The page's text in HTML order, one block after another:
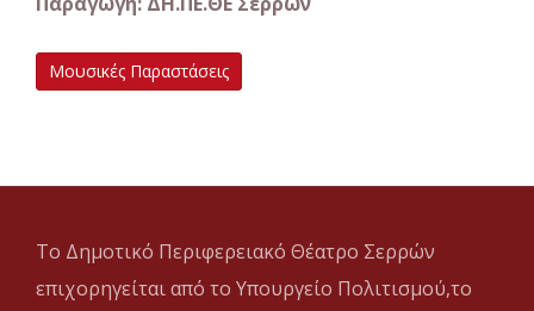
Μουσικές Παραστάσεις
Το Δημοτικό Περιφερειακό Θέατρο Σερρών
επιχορηγείται από το Υπουργείο Πολιτισμού,το